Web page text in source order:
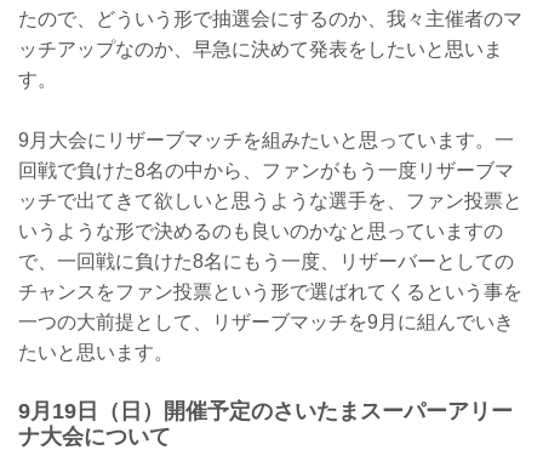
たので、どういう形で抽選会にするのか、我々主催者のマ
ッチアップなのか、早急に決めて発表をしたいと思いま
す。
9月大会にリザーブマッチを組みたいと思っています。一
回戦で負けた8名の中から、ファンがもう一度リザーブマ
ッチで出てきて欲しいと思うような選手を、ファン投票と
いうような形で決めるのも良いのかなと思っていますの
で、一回戦に負けた8名にもう一度、リザーバーとしての
チャンスをファン投票という形で選ばれてくるという事を
一つの大前提として、リザーブマッチを9月に組んでいき
たいと思います。
9月19日（日）開催予定のさいたまスーパーアリー
ナ大会について